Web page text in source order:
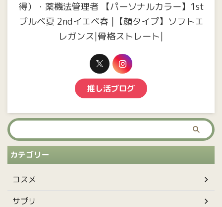
得）・薬機法管理者 【パーソナルカラー】1st
ブルベ夏 2ndイエベ春 |【顔タイプ】ソフトエ
レガンス|骨格ストレート|
推し活ブログ
カテゴリー
コスメ
サプリ